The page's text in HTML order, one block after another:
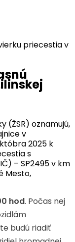
priecestia v
(ŽSR) oznamujú,
v
2025 k
s
– SP2495 v km
Mesto,
hod. Počas nej
budú riadiť